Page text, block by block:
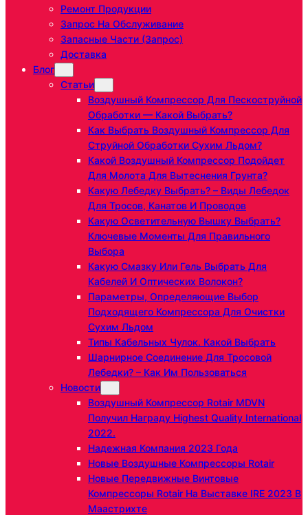
Ремонт Продукции
Запрос На Обслуживание
Запасные Части (запрос)
Доставка
Блог
Статьи
Воздушный Компрессор Для Пескоструйной
Обработки — Какой Выбрать?
Как Выбрать Воздушный Компрессор Для
Струйной Обработки Сухим Льдом?
Какой Воздушный Компрессор Подойдет
Для Молота Для Вытеснения Грунта?
Какую Лебедку Выбрать? – Виды Лебедок
Для Тросов, Канатов И Проводов
Какую Осветительную Вышку Выбрать?
Ключевые Моменты Для Правильного
Выбора
Какую Смазку Или Гель Выбрать Для
Кабелей И Оптических Волокон?
Параметры, Определяющие Выбор
Подходящего Компрессора Для Очистки
Сухим Льдом
Типы Кабельных Чулок. Какой Выбрать
Шарнирное Соединение Для Тросовой
Лебедки? – Как Им Пользоваться
Новости
Воздушный Компрессор Rotair MDVN
Получил Награду Highest Quality International
2022.
Надежная Компания 2023 Года
Новые Воздушные Компрессоры Rotair
Новые Передвижные Винтовые
Компрессоры Rotair На Выставке IRE 2023 В
Маастрихте